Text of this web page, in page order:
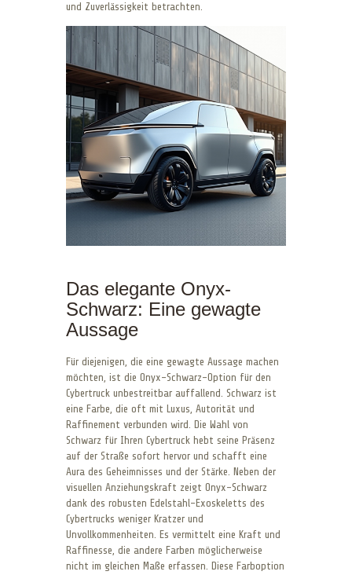
und Zuverlässigkeit betrachten.
Das elegante Onyx-
Schwarz: Eine gewagte
Aussage
Für diejenigen, die eine gewagte Aussage machen
möchten, ist die Onyx-Schwarz-Option für den
Cybertruck unbestreitbar auffallend. Schwarz ist
eine Farbe, die oft mit Luxus, Autorität und
Raffinement verbunden wird. Die Wahl von
Schwarz für Ihren Cybertruck hebt seine Präsenz
auf der Straße sofort hervor und schafft eine
Aura des Geheimnisses und der Stärke. Neben der
visuellen Anziehungskraft zeigt Onyx-Schwarz
dank des robusten Edelstahl-Exoskeletts des
Cybertrucks weniger Kratzer und
Unvollkommenheiten. Es vermittelt eine Kraft und
Raffinesse, die andere Farben möglicherweise
nicht im gleichen Maße erfassen. Diese Farboption